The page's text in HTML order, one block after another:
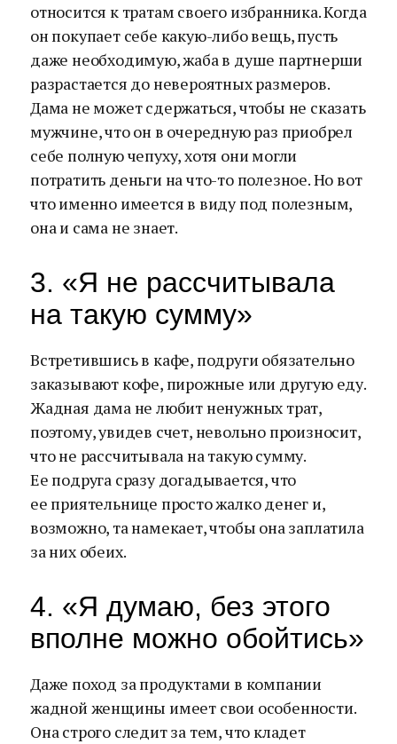
относится к тратам своего избранника. Когда
он покупает себе какую-либо вещь, пусть
даже необходимую, жаба в душе партнерши
разрастается до невероятных размеров.
Дама не может сдержаться, чтобы не сказать
мужчине, что он в очередную раз приобрел
себе полную чепуху, хотя они могли
потратить деньги на что-то полезное. Но вот
что именно имеется в виду под полезным,
она и сама не знает.
3. «Я не рассчитывала
на такую сумму»
Встретившись в кафе, подруги обязательно
заказывают кофе, пирожные или другую еду.
Жадная дама не любит ненужных трат,
поэтому, увидев счет, невольно произносит,
что не рассчитывала на такую сумму.
Ее подруга сразу догадывается, что
ее приятельнице просто жалко денег и,
возможно, та намекает, чтобы она заплатила
за них обеих.
4. «Я думаю, без этого
вполне можно обойтись»
Даже поход за продуктами в компании
жадной женщины имеет свои особенности.
Она строго следит за тем, что кладет